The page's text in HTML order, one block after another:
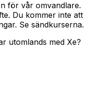
för vår omvandlare.
Du kommer inte att
Se sändkurserna.
utomlands med Xe?